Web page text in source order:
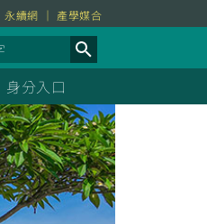
永續網 產學媒合
身分入口